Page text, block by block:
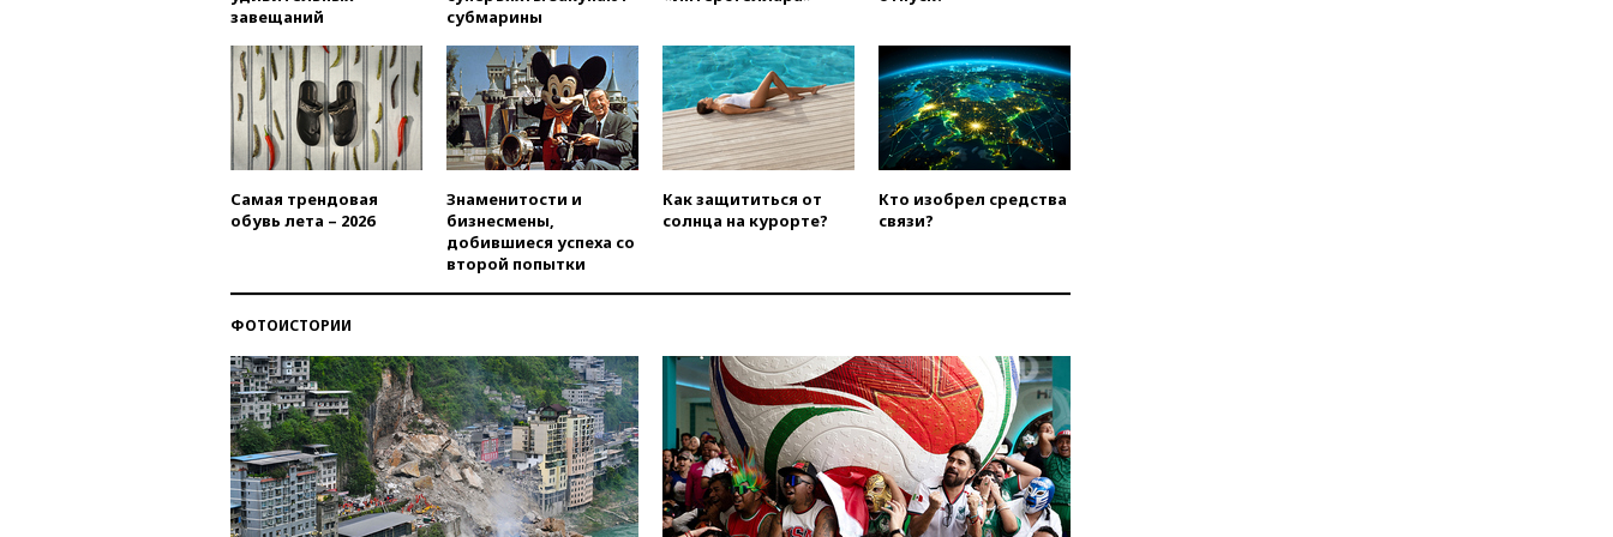
погибла во Французских
вчера, 19:00Открытое
горение на складе в Брянске
ликвидировано
вчера, 18:55Минобороны
отчиталось об ударах по двум
украинским сухогрузам в
Черном море
чемпионами на олимпиаде по
вчера, 18:39Два человека
погибли в результате удара
ВСУ по многоэтажке в Керчи
вчера, 18:25Беспилотник
атаковал турецкий сухогруз у
побережья Новороссийска
вчера, 18:18Товарооборот
завещаний
субмарины
Самая трендовая
обувь лета – 2026
Знаменитости и
бизнесмены,
добившиеся успеха со
второй попытки
Как защититься от
солнца на курорте?
Кто изобрел средства
связи?
ФОТОИСТОРИИ